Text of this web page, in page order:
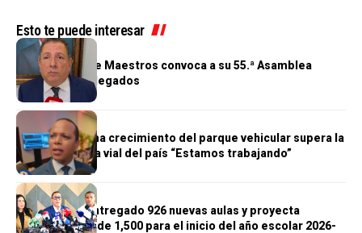
Esto te puede interesar
GENERALES
Cooperativa de Maestros convoca a su 55.ª Asamblea
General de Delegados
GENERALES
Morrison afirma crecimiento del parque vehicular supera la
infraestructura vial del país “Estamos trabajando”
GENERALES
Gobierno ha entregado 926 nuevas aulas y proyecta
alcanzar meta de 1,500 para el inicio del año escolar 2026-